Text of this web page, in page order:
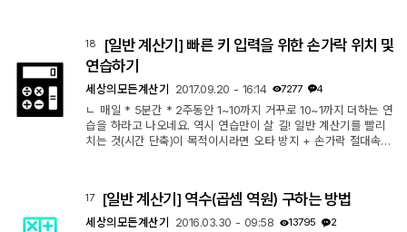
하, 즉 '나머지 숫자가 있는 경우에 이를 어떻게 처리할지?'를 결
정합니다. UP : 올림 5/4 : 반올림(사사오입) DOWN (=CUT) : 내
18
[일반 계산기] 빠른 키 입력을 위한 손가락 위치 및
연습하기
세상의모든계산기 2017.09.20 - 16:14 7277 4
ㄴ 매일 * 5분간 * 2주동안 1~10까지 거꾸로 10~1까지 더하는 연
습을 하라고 나오네요. 역시 연습만이 살 길! 일반 계산기를 빨리
치는 것(시간 단축)이 목적이시라면 오타 방지 + 손가락 절대속도
없으니 그냥 알아서... ^^
17 [일반 계산기] 역수(곱셈 역원) 구하는 방법
세상의모든계산기 2016.03.30 - 09:58 13795 2